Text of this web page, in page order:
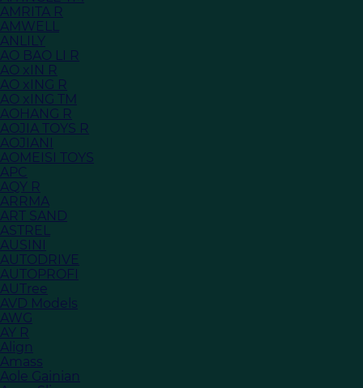
AMRITA R
AMWELL
ANLILY
AO BAO LI R
AO xIN R
AO xING R
AO xING TM
AOHANG R
AOJIA TOYS R
AOJIANI
AOMEISI TOYS
APC
AQY R
ARRMA
ART SAND
ASTREL
AUSINI
AUTODRIVE
AUTOPROFI
AUTree
AVD Models
AWG
AY R
Align
Amass
Aole Gainian